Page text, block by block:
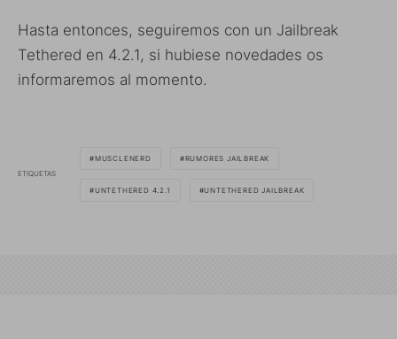
Hasta entonces, seguiremos con un Jailbreak
Tethered en 4.2.1, si hubiese novedades os
informaremos al momento.
ETIQUETAS
MUSCLENERD RUMORES JAILBREAK
UNTETHERED 4.2.1 UNTETHERED JAILBREAK